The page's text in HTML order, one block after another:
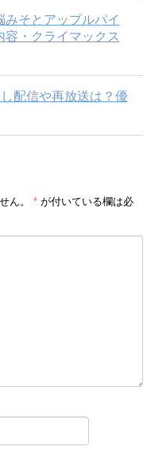
みそとアップルパイ
・クライマックス
配信や再放送は？優
ん。 * が付いている欄は必